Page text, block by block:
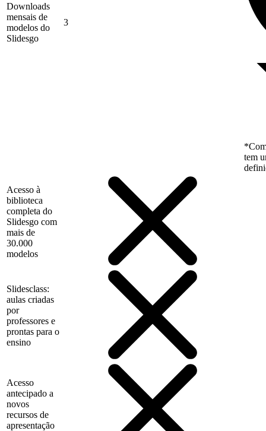
Downloads
mensais de
modelos do
Slidesgo
3
tem
Acesso à
biblioteca
completa do
Slidesgo com
mais de
30.000
modelos
Slidesclass:
aulas criadas
por
professores e
prontas para o
ensino
Acesso
antecipado a
novos
recursos de
apresentação